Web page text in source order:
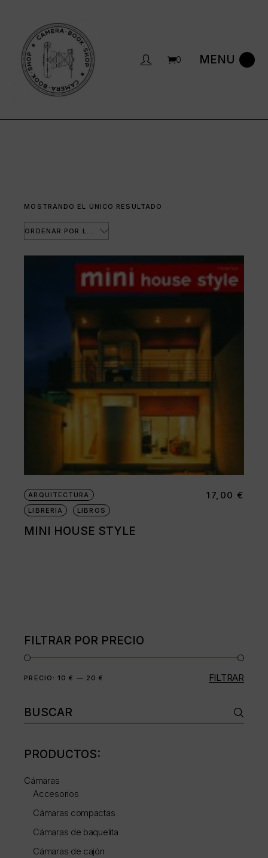
0
MOSTRANDO EL ÚNICO RESULTADO
ARQUITECTURA
LIBRERÍA
LIBROS
MINI HOUSE STYLE
17,00 €
FILTRAR POR PRECIO
Precio
Precio FILTRAR
PRECIO: 10 € — 20 €
Buscar:
PRODUCTOS:
Cámaras
Accesorios
Cámaras compactas
Cámaras de baquelita
Cámaras de cajón